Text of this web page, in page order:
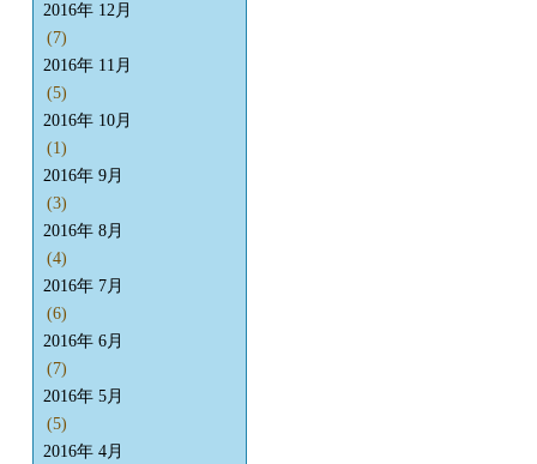
2016年 12月
(7)
2016年 11月
(5)
2016年 10月
(1)
2016年 9月
(3)
2016年 8月
(4)
2016年 7月
(6)
2016年 6月
(7)
2016年 5月
(5)
2016年 4月